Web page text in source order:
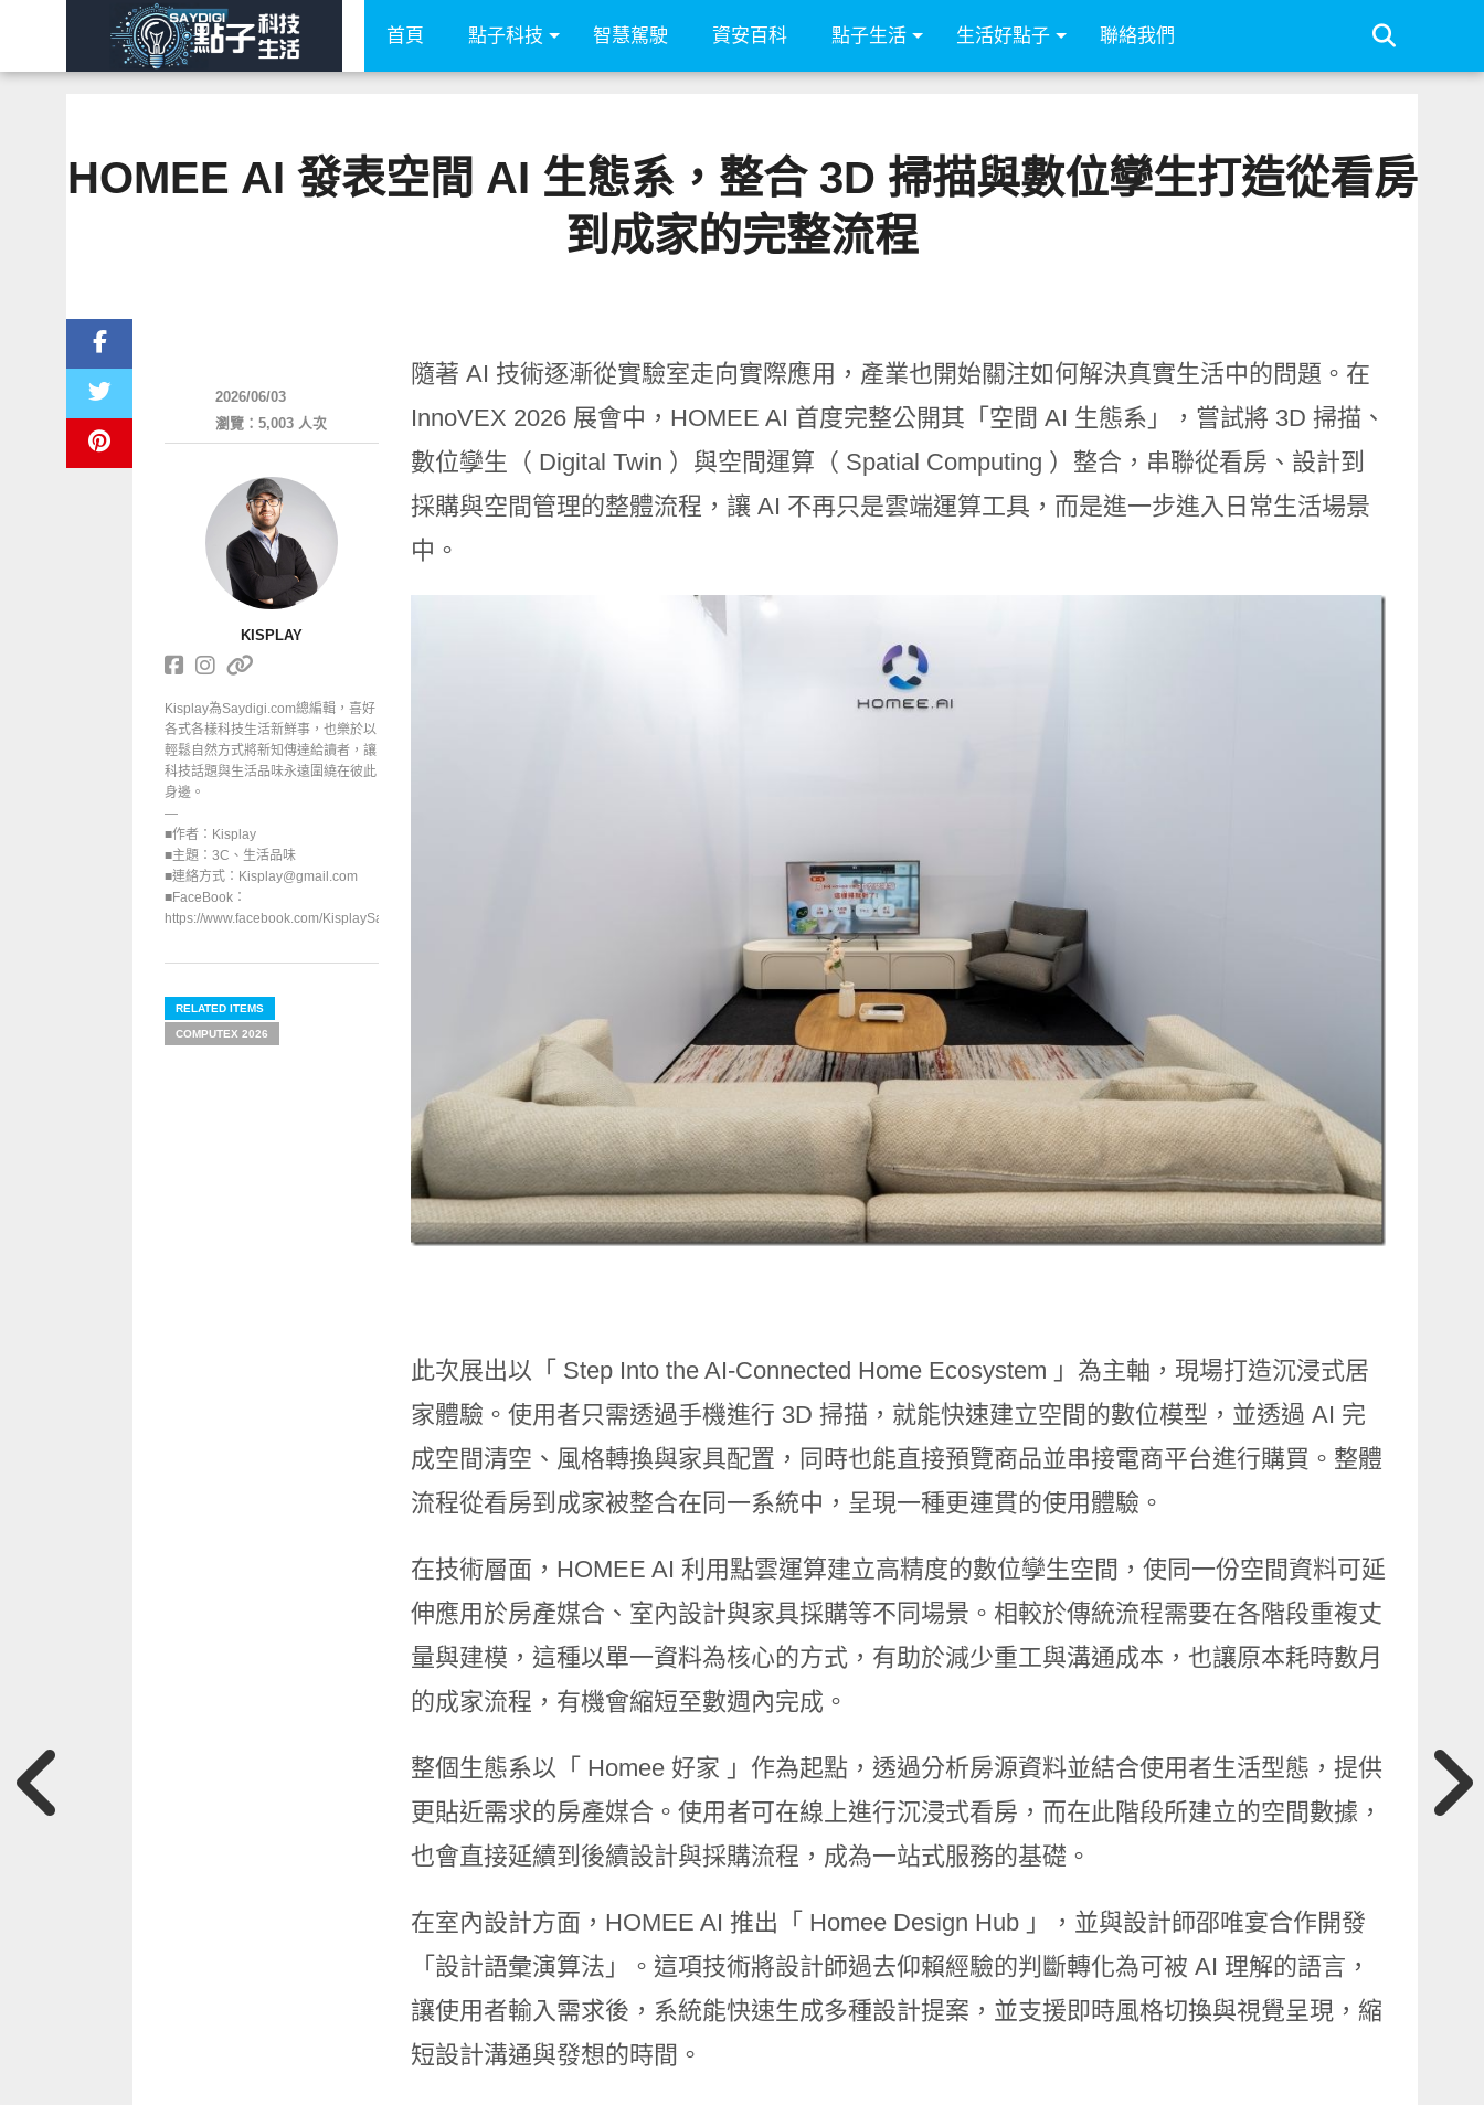
首頁 點子科技 智慧駕駛 資安百科 點子生活 生活好點子 聯絡我們
HOMEE AI 發表空間 AI 生態系，整合 3D 掃描與數位孿生打造從看房
到成家的完整流程
隨著 AI 技術逐漸從實驗室走向實際應用，產業也開始關注如何解決真實生活中的問題。在
InnoVEX 2026 展會中，HOMEE AI 首度完整公開其「空間 AI 生態系」，嘗試將 3D 掃描、
數位孿生（ Digital Twin ）與空間運算（ Spatial Computing ）整合，串聯從看房、設計到
採購與空間管理的整體流程，讓 AI 不再只是雲端運算工具，而是進一步進入日常生活場景
中。
此次展出以「 Step Into the AI-Connected Home Ecosystem 」為主軸，現場打造沉浸式居
家體驗。使用者只需透過手機進行 3D 掃描，就能快速建立空間的數位模型，並透過 AI 完
成空間清空、風格轉換與家具配置，同時也能直接預覽商品並串接電商平台進行購買。整體
流程從看房到成家被整合在同一系統中，呈現一種更連貫的使用體驗。
在技術層面，HOMEE AI 利用點雲運算建立高精度的數位孿生空間，使同一份空間資料可延
伸應用於房產媒合、室內設計與家具採購等不同場景。相較於傳統流程需要在各階段重複丈
量與建模，這種以單一資料為核心的方式，有助於減少重工與溝通成本，也讓原本耗時數月
的成家流程，有機會縮短至數週內完成。
整個生態系以「 Homee 好家 」作為起點，透過分析房源資料並結合使用者生活型態，提供
更貼近需求的房產媒合。使用者可在線上進行沉浸式看房，而在此階段所建立的空間數據，
也會直接延續到後續設計與採購流程，成為一站式服務的基礎。
在室內設計方面，HOMEE AI 推出「 Homee Design Hub 」，並與設計師邵唯宴合作開發
「設計語彙演算法」。這項技術將設計師過去仰賴經驗的判斷轉化為可被 AI 理解的語言，
讓使用者輸入需求後，系統能快速生成多種設計提案，並支援即時風格切換與視覺呈現，縮
短設計溝通與發想的時間。
2026/06/03
瀏覽：5,003 人次
KISPLAY
Kisplay為Saydigi.com總編輯，喜好
各式各樣科技生活新鮮事，也樂於以
輕鬆自然方式將新知傳達給讀者，讓
科技話題與生活品味永遠圍繞在彼此
身邊。
—
■作者：Kisplay
■主題：3C、生活品味
■連絡方式：Kisplay@gmail.com
■FaceBook：
https://www.facebook.com/KisplaySayGoodbuy/
RELATED ITEMS
COMPUTEX 2026